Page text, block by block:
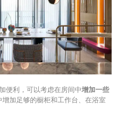
便利，可以考虑在房间中增加一些
加足够的橱柜和工作台、在浴室